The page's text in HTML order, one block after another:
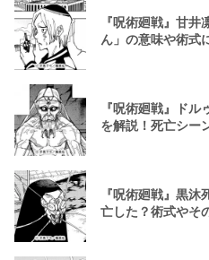
『呪術廻戦』甘
ん」の意味や術式
『呪術廻戦』ド
を解説！死亡シー
『呪術廻戦』黒
亡した？術式やそ